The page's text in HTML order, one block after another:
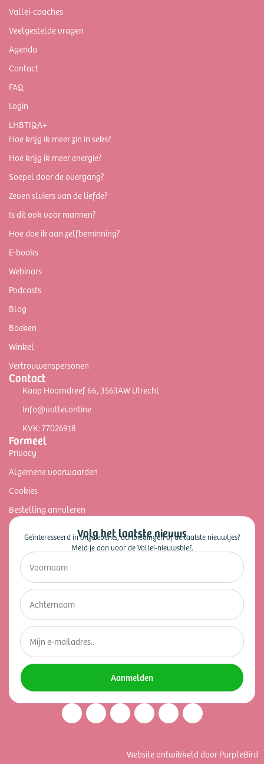
Vallei-coaches
Veelgestelde vragen
Agenda
Contact
FAQ
Login
LHBTIQA+
Hoe krijg ik meer zin in seks?
Hoe krijg ik meer energie?
Soepel door de overgang?
Zeven sluiers van de liefde?
Is dit ook voor mannen?
Hoe doe ik aan zelfbeminning?
E-books
Webinars
Podcasts
Blog
Boeken
Winkel
Vertrouwenspersonen
Contact
Kaap Hoorndreef 66, 3563AW Utrecht
Info@vallei.online
KVK: 77026918
Formeel
Privacy
Algemene voorwaarden
Cookies
Bestelling annuleren
Volg het laatste nieuws
Geïnteresseerd in onze events, aanbiedingen of de laatste nieuwtjes?
Meld je aan voor de Vallei-nieuwsbief.
Aanmelden
Website ontwikkeld door PurpleBird